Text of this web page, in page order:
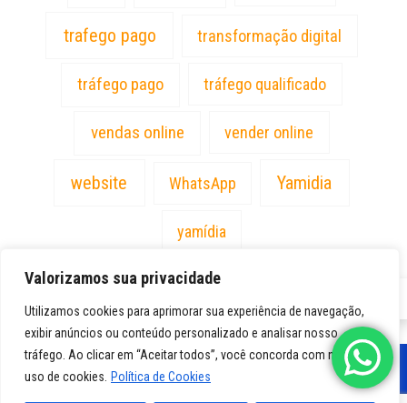
Valorizamos sua privacidade
Utilizamos cookies para aprimorar sua experiência de navegação,
exibir anúncios ou conteúdo personalizado e analisar nosso
tráfego. Ao clicar em “Aceitar todos”, você concorda com nosso
uso de cookies.
Política de Cookies
trafego pago transformação digital
tráfego pago tráfego qualificado
vendas online vender online
website WhatsApp Yamidia
yamídia